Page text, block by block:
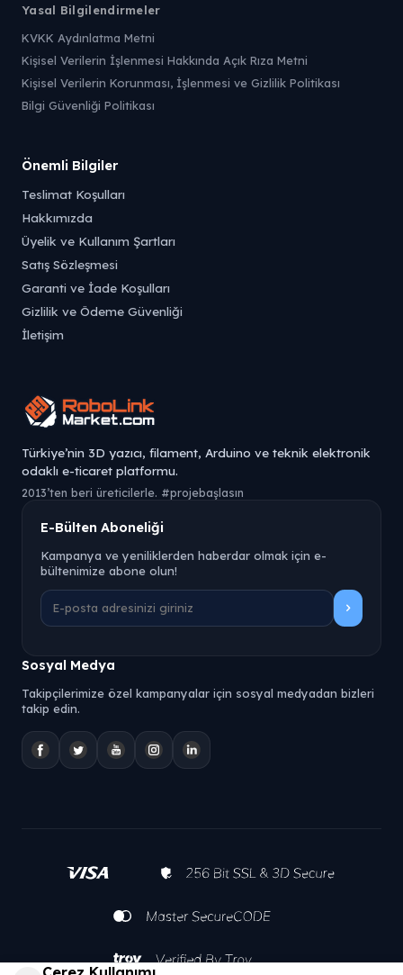
Yasal Bilgilendirmeler
KVKK Aydınlatma Metni
Kişisel Verilerin İşlenmesi Hakkında Açık Rıza Metni
Kişisel Verilerin Korunması, İşlenmesi ve Gizlilik Politikası
Bilgi Güvenliği Politikası
Önemli Bilgiler
Teslimat Koşulları
Hakkımızda
Üyelik ve Kullanım Şartları
Satış Sözleşmesi
Garanti ve İade Koşulları
Gizlilik ve Ödeme Güvenliği
İletişim
Türkiye’nin 3D yazıcı, filament, Arduino ve teknik elektronik
odaklı e-ticaret platformu.
2013’ten beri üreticilerle. #projebaşlasın
E-Bülten Aboneliği
Kampanya ve yeniliklerden haberdar olmak için e-
bültenimize abone olun!
Sosyal Medya
Takipçilerimize özel kampanyalar için sosyal medyadan bizleri
takip edin.